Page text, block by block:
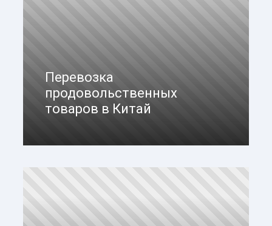
Перевозка
продовольственных
товаров в Китай